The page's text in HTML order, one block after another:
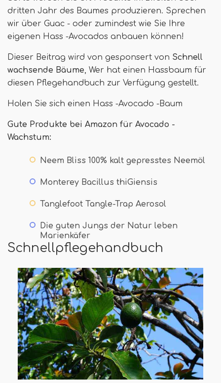
dritten Jahr des Baumes produzieren. Sprechen
wir über Guac - oder zumindest wie Sie Ihre
eigenen Hass -Avocados anbauen können!
Dieser Beitrag wird von gesponsert von Schnell
wachsende Bäume, Wer hat einen Hassbaum für
diesen Pflegehandbuch zur Verfügung gestellt.
Holen Sie sich einen Hass -Avocado -Baum
Gute Produkte bei Amazon für Avocado -
Wachstum:
Neem Bliss 100% kalt gepresstes Neemöl
Monterey Bacillus thiGiensis
Tanglefoot Tangle-Trap Aerosol
Die guten Jungs der Natur leben
Marienkäfer
Schnellpflegehandbuch